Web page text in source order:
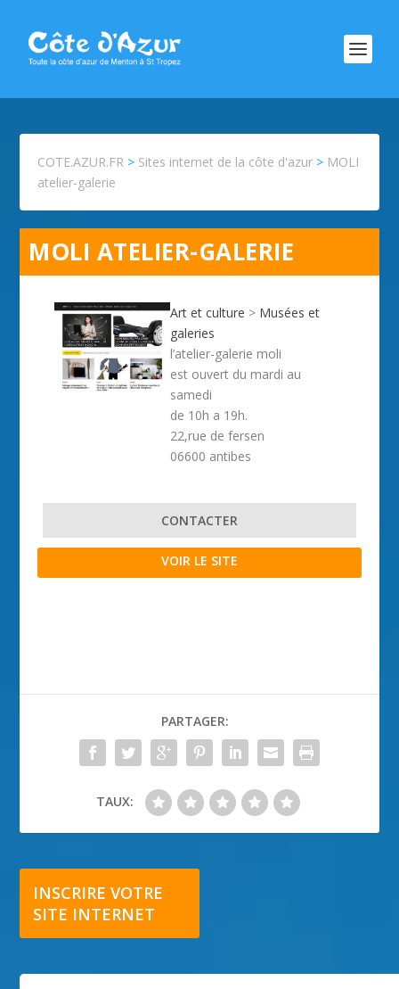
COTE.AZUR.FR > Sites internet de la côte d'azur > MOLI
atelier-galerie
MOLI ATELIER-GALERIE
Art et culture > Musées et
galeries
l’atelier-galerie moli
est ouvert du mardi au
samedi
de 10h a 19h.
22,rue de fersen
06600 antibes
CONTACTER
VOIR LE SITE
PARTAGER:
TAUX:
INSCRIRE VOTRE
SITE INTERNET